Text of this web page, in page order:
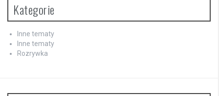
Kategorie
Inne tematy
Inne tematy
Rozrywka